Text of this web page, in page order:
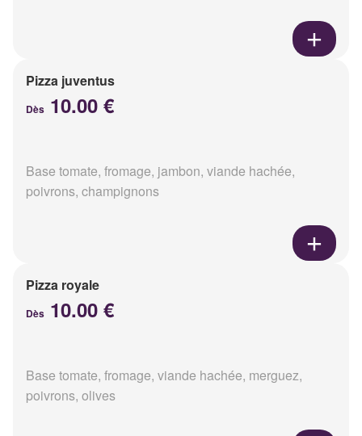
Pizza juventus
Dès 10.00 €
Base tomate, fromage, jambon, viande hachée,
poivrons, champignons
Pizza royale
Dès 10.00 €
Base tomate, fromage, viande hachée, merguez,
poivrons, olives